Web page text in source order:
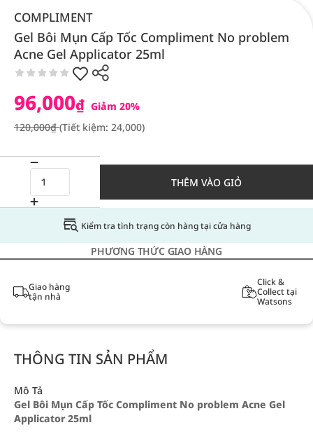
COMPLIMENT
Gel Bôi Mụn Cấp Tốc Compliment No problem
Acne Gel Applicator 25ml
96,000₫ Giảm 20%
120,000₫(Tiết kiệm: 24,000)
THÊM VÀO GIỎ
Kiểm tra tình trạng còn hàng tại cửa hàng
PHƯƠNG THỨC GIAO HÀNG
Giao hàng
tận nhà
Click &
Collect tại
Watsons
THÔNG TIN SẢN PHẨM
Mô Tả
Gel Bôi Mụn Cấp Tốc Compliment No problem Acne Gel
Applicator 25ml